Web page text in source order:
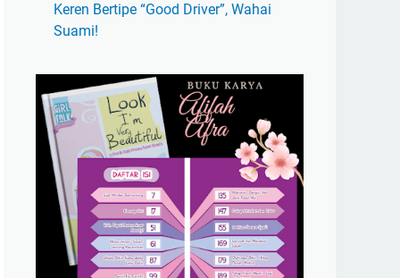
Keren Bertipe “Good Driver”, Wahai
Suami!